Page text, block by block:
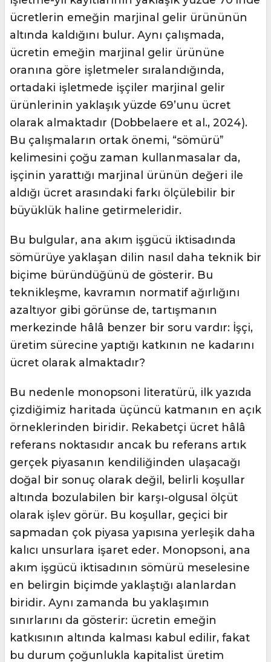
ücretlerin emeğin marjinal gelir ürününün
altında kaldığını bulur. Aynı çalışmada,
ücretin emeğin marjinal gelir ürününe
oranına göre işletmeler sıralandığında,
ortadaki işletmede işçiler marjinal gelir
ürünlerinin yaklaşık yüzde 69’unu ücret
olarak almaktadır (Dobbelaere et al., 2024).
Bu çalışmaların ortak önemi, “sömürü”
kelimesini çoğu zaman kullanmasalar da,
işçinin yarattığı marjinal ürünün değeri ile
aldığı ücret arasındaki farkı ölçülebilir bir
büyüklük haline getirmeleridir.
Bu bulgular, ana akım işgücü iktisadında
sömürüye yaklaşan dilin nasıl daha teknik bir
biçime büründüğünü de gösterir. Bu
teknikleşme, kavramın normatif ağırlığını
azaltıyor gibi görünse de, tartışmanın
merkezinde hâlâ benzer bir soru vardır: İşçi,
üretim sürecine yaptığı katkının ne kadarını
ücret olarak almaktadır?
Bu nedenle monopsoni literatürü, ilk yazıda
çizdiğimiz haritada üçüncü katmanın en açık
örneklerinden biridir. Rekabetçi ücret hâlâ
referans noktasıdır ancak bu referans artık
gerçek piyasanın kendiliğinden ulaşacağı
doğal bir sonuç olarak değil, belirli koşullar
altında bozulabilen bir karşı-olgusal ölçüt
olarak işlev görür. Bu koşullar, geçici bir
sapmadan çok piyasa yapısına yerleşik daha
kalıcı unsurlara işaret eder. Monopsoni, ana
akım işgücü iktisadının sömürü meselesine
en belirgin biçimde yaklaştığı alanlardan
biridir. Aynı zamanda bu yaklaşımın
sınırlarını da gösterir: ücretin emeğin
katkısının altında kalması kabul edilir, fakat
bu durum çoğunlukla kapitalist üretim